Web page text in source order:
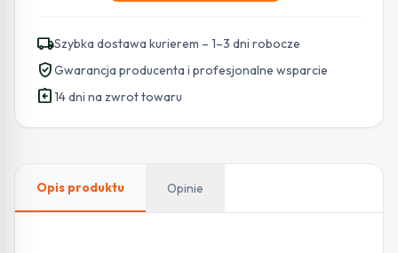
STRONG
SPACE
do
(001PLU0053)
local_shippingSzybka dostawa kurierem – 1–3 dni robocze
verified_userGwarancja producenta i profesjonalne wsparcie
assignment_return14 dni na zwrot towaru
Opis produktu Opinie